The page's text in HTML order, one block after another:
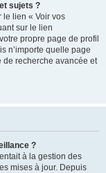
sujets ?
le lien « Voir vos
sur le lien
propre page de profil
n’importe quelle page
de recherche avancée et
?
à la gestion des
mises à jour. Depuis